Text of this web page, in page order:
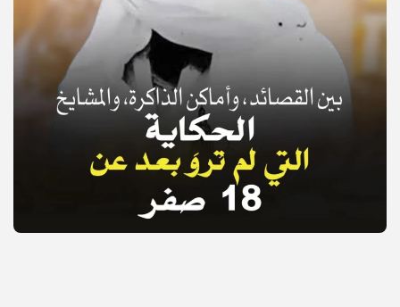
© Copyright 2025, APS